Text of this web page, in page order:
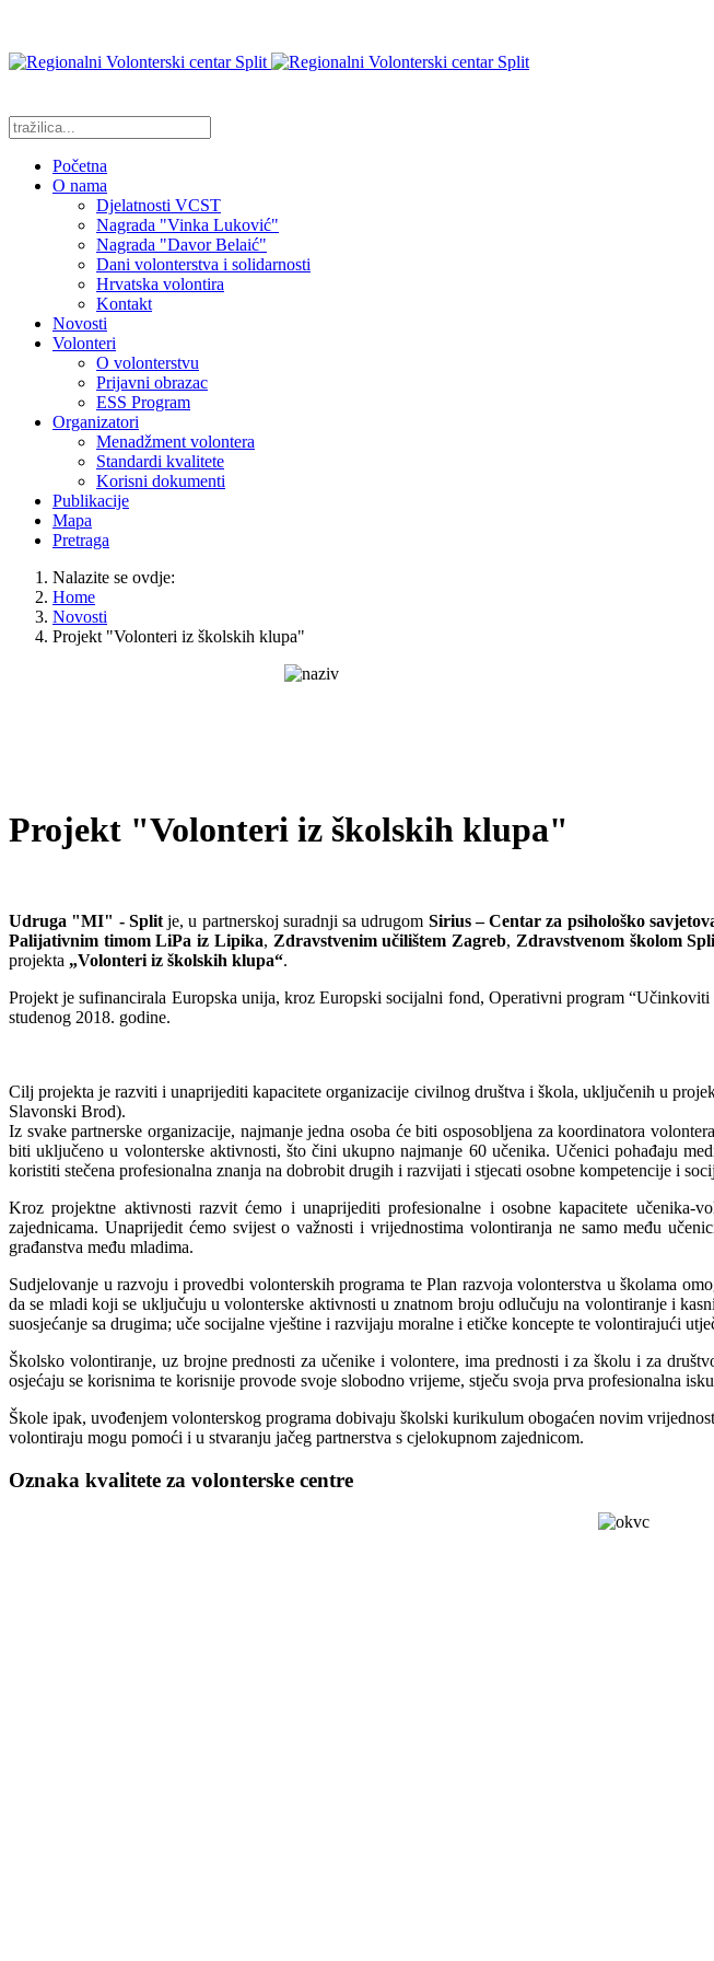
Početna
O nama
Djelatnosti VCST
Nagrada "Vinka Luković"
Nagrada "Davor Belaić"
Dani volonterstva i solidarnosti
Hrvatska volontira
Kontakt
Novosti
Volonteri
O volonterstvu
Prijavni obrazac
ESS Program
Organizatori
Menadžment volontera
Standardi kvalitete
Korisni dokumenti
Publikacije
Mapa
Pretraga
Nalazite se ovdje:
Home
Novosti
Projekt "Volonteri iz školskih klupa"
Projekt "Volonteri iz školskih klupa"
Udruga "MI" - Splitje, u partnerskoj suradnji sa udrugom Sirius – Centar za psihološko
Palijativnim timom LiPa iz Lipika, Zdravstvenim učilištem Zagreb, Zdravstvenom školom
projekta „Volonteri iz školskih klupa“.
Projekt je sufinancirala Europska unija, kroz Europski socijalni fond, Operativni program
studenog 2018. godine.
Cilj projekta je razviti i unaprijediti kapacitete organizacije civilnog društva i škola, uključenih u
Slavonski Brod).
Iz svake partnerske organizacije, najmanje jedna osoba će biti osposobljena za koordinatora
biti uključeno u volonterske aktivnosti, što čini ukupno najmanje 60 učenika. Učenici pohađaju
koristiti stečena profesionalna znanja na dobrobit drugih i razvijati i stjecati osobne kompetencije i
Kroz projektne aktivnosti razvit ćemo i unaprijediti profesionalne i osobne kapacitete učenika-
zajednicama. Unaprijedit ćemo svijest o važnosti i vrijednostima volontiranja ne samo među
građanstva među mladima.
Sudjelovanje u razvoju i provedbi volonterskih programa te Plan razvoja volonterstva u školama
da se mladi koji se uključuju u volonterske aktivnosti u znatnom broju odlučuju na volontiranje i
suosjećanje sa drugima; uče socijalne vještine i razvijaju moralne i etičke koncepte te volontirajući
Školsko volontiranje, uz brojne prednosti za učenike i volontere, ima prednosti i za školu i za
osjećaju se korisnima te korisnije provode svoje slobodno vrijeme, stječu svoja prva profesionalna
Škole ipak, uvođenjem volonterskog programa dobivaju školski kurikulum obogaćen novim
volontiraju mogu pomoći i u stvaranju jačeg partnerstva s cjelokupnom zajednicom.
Oznaka kvalitete za volonterske centre